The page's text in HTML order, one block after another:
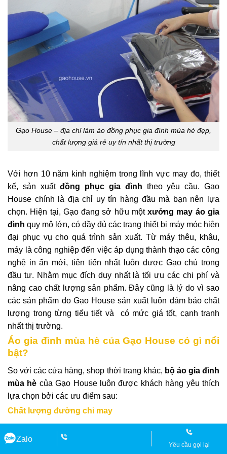
Gạo House – địa chỉ làm áo đồng phục gia đình mùa hè đẹp,
chất lượng giá rẻ uy tín nhất thị trường
Với hơn 10 năm kinh nghiệm trong lĩnh vực may đo, thiết
kế, sản xuấtđồng phục gia đình theo yêu cầu. Gạo
House chính là địa chỉ uy tín hàng đầu mà bạn nên lựa
chọn. Hiện tại, Gạo đang sở hữu mộtxưởng may áo gia
đình quy mô lớn, có đầy đủ các trang thiết bị máy móc hiện
đại phục vụ cho quá trình sản xuất. Từ máy thêu, khâu,
máy là công nghiệp đến việc áp dụng thành thạo các công
nghệ in ấn mới, tiên tiến nhất luôn được Gạo chú trọng
đầu tư. Nhằm mục đích duy nhất là tối ưu các chi phí và
nâng cao chất lượng sản phẩm. Đây cũng là lý do vì sao
các sản phẩm do Gạo House sản xuất luôn đảm bảo chất
lượng trong từng tiểu tiết và có mức giá tốt, cạnh tranh
nhất thị trường.
Áo gia đình mùa hè của Gạo House có gì nổi
bật?
So với các cửa hàng, shop thời trang khác, bộ áo gia đình
mùa hè của Gạo House luôn được khách hàng yêu thích
lựa chọn bởi các ưu điểm sau:
Chất lượng đường chỉ may
Với đội ngũ nhân viên trẻ, có nhiều năm kinh nghiệm Gạo
House luôn mang đến cho gia đình bạn những set áo đồng
Zalo
Yêu cầu gọi lại